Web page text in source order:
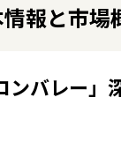
報と市場
ンバレー」